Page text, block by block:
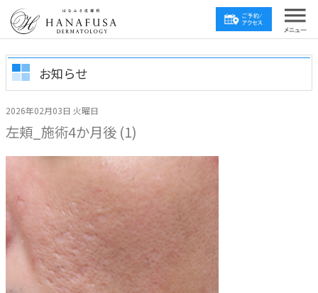
お知らせ
2026年02月03日 火曜日
左頬_施術4か月後 (1)